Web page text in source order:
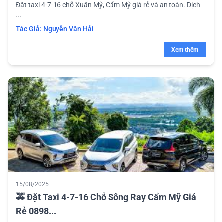
Đặt taxi 4-7-16 chỗ Xuân Mỹ, Cẩm Mỹ giá rẻ và an toàn. Dịch
...
Tác Giả: Nguyễn Văn Hải
Xem thêm
15/08/2025
🚕 Đặt Taxi 4-7-16 Chỗ Sông Ray Cẩm Mỹ Giá
Rẻ 0898...